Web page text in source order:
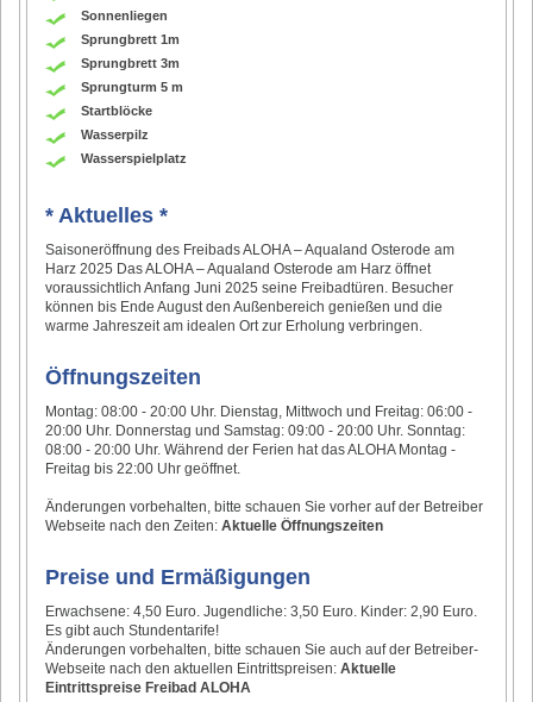
Sonnenliegen
Sprungbrett 1m
Sprungbrett 3m
Sprungturm 5 m
Startblöcke
Wasserpilz
Wasserspielplatz
* Aktuelles *
Saisoneröffnung des Freibads ALOHA – Aqualand Osterode am
Harz 2025 Das ALOHA – Aqualand Osterode am Harz öffnet
voraussichtlich Anfang Juni 2025 seine Freibadtüren. Besucher
können bis Ende August den Außenbereich genießen und die
warme Jahreszeit am idealen Ort zur Erholung verbringen.
Öffnungszeiten
Montag: 08:00 - 20:00 Uhr. Dienstag, Mittwoch und Freitag: 06:00 -
20:00 Uhr. Donnerstag und Samstag: 09:00 - 20:00 Uhr. Sonntag:
08:00 - 20:00 Uhr. Während der Ferien hat das ALOHA Montag -
Freitag bis 22:00 Uhr geöffnet.
Änderungen vorbehalten, bitte schauen Sie vorher auf der Betreiber
Webseite nach den Zeiten:Aktuelle Öffnungszeiten
Preise und Ermäßigungen
Erwachsene: 4,50 Euro. Jugendliche: 3,50 Euro. Kinder: 2,90 Euro.
Es gibt auch Stundentarife!
Änderungen vorbehalten, bitte schauen Sie auch auf der Betreiber-
Webseite nach den aktuellen Eintrittspreisen:Aktuelle
Eintrittspreise Freibad ALOHA